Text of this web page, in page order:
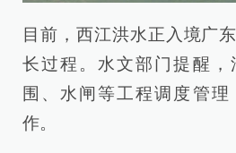
目前，西江洪水正入境广
长过程。水文部门提醒，
围、水闸等工程调度管理
作。